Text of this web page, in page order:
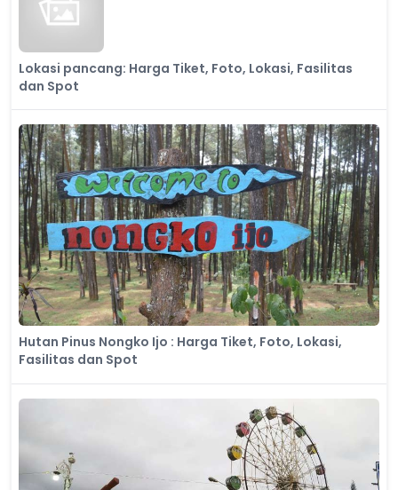
Lokasi pancang: Harga Tiket, Foto, Lokasi, Fasilitas
dan Spot
Hutan Pinus Nongko Ijo : Harga Tiket, Foto, Lokasi,
Fasilitas dan Spot